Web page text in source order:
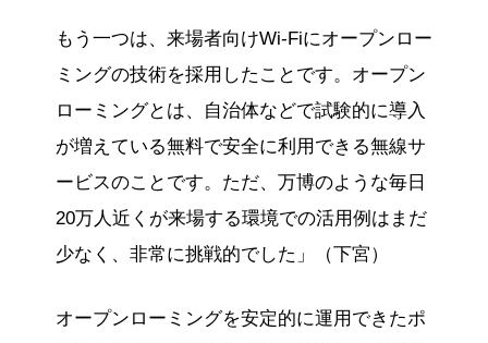
もう一つは、来場者向けWi-Fiにオープンロー
ミングの技術を採用したことです。オープン
ローミングとは、自治体などで試験的に導入
が増えている無料で安全に利用できる無線サ
ービスのことです。ただ、万博のような毎日
20万人近くが来場する環境での活用例はまだ
少なく、非常に挑戦的でした」（下宮）
オープンローミングを安定的に運用できたポ